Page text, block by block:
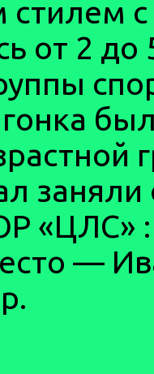
стилем
от 2 до
«ЦЛС»
—